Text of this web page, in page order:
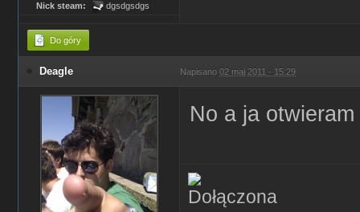
Nick steam:
dgsdgsdgs
Do góry
Deagle Napisano 02 maj 2011 - 15:29
No a ja otwieram